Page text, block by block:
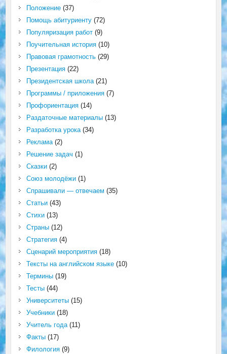
Положение(37)
Помощь абитуриенту(72)
Популяризация работ(9)
Поучительная история(10)
Правовая грамотность(29)
Презентация(22)
Президентская школа(21)
Программы / приложения(7)
Профориентация(14)
Раздаточные материалы(13)
Разработка урока(34)
Реклама(2)
Решение задач (1)
Сказки(2)
Союз молодёжи(1)
Спрашивали — отвечаем (35)
Статьи(43)
Стихи(13)
Страны(12)
Стратегия(4)
Сценарий мероприятия(18)
Тексты на английском языке(10)
Термины(19)
Тесты(44)
Университеты(15)
Учебники(18)
Учитель года(11)
Факты(17)
Филология(9)